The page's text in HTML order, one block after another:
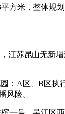
方米，整体
江苏昆山无新
：A区、B区
风险。
一号，吴江区